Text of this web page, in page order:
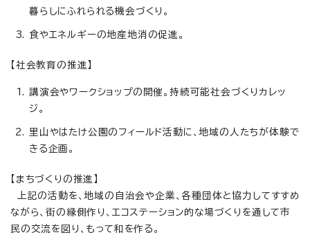
暮らしにふれられる機会づくり。
食やエネルギーの地産地消の促進。
【社会教育の推進】
講演会やワークショップの開催。持続可能社会づくりカレッ
ジ。
里山やはたけ公園のフィールド活動に、地域の人たちが体験で
きる企画。
【まちづくりの推進】
上記の活動を、地域の自治会や企業、各種団体と協力してすすめ
ながら、街の縁側作り、エコステーション的な場づくりを通して市
民の交流を図り、もって和を作る。